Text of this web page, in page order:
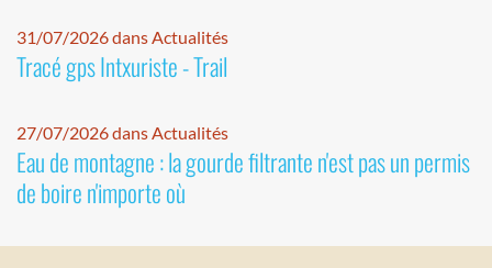
31/07/2026 dans Actualités
Tracé gps Intxuriste - Trail
27/07/2026 dans Actualités
Eau de montagne : la gourde filtrante n'est pas un permis
de boire n'importe où